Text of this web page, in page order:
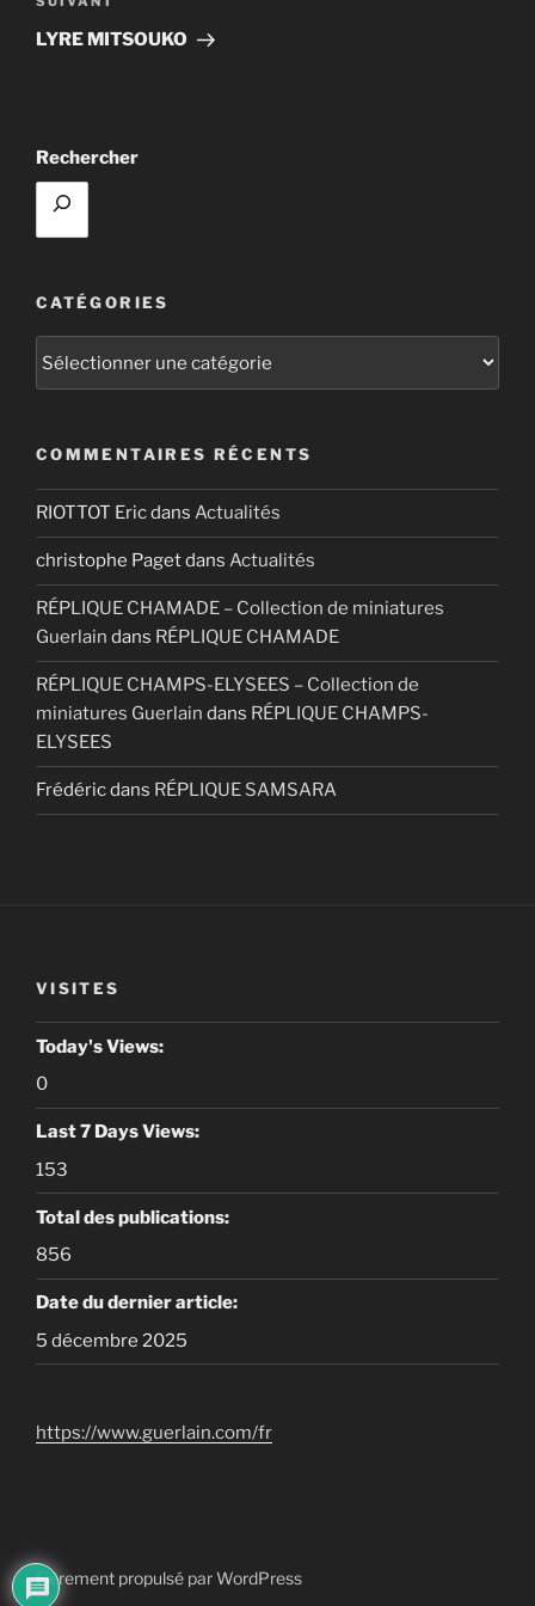
suivant
LYRE MITSOUKO
Rechercher
CATÉGORIES
COMMENTAIRES RÉCENTS
RIOTTOT Ericdans Actualités
christophe Pagetdans Actualités
RÉPLIQUE CHAMADE – Collection de miniatures
Guerlain dans RÉPLIQUE CHAMADE
RÉPLIQUE CHAMPS-ELYSEES – Collection de
miniatures Guerlain dans RÉPLIQUE CHAMPS-
ELYSEES
Frédéricdans RÉPLIQUE SAMSARA
VISITES
Today's Views:
0
Last 7 Days Views:
153
Total des publications:
856
Date du dernier article:
5 décembre 2025
https://www.guerlain.com/fr
Fièrement propulsé par WordPress